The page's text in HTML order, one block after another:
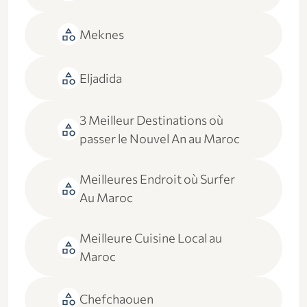
category Meknes
category Eljadida
category 3 Meilleur Destinations où
passer le Nouvel An au Maroc
category Meilleures Endroit où Surfer
Au Maroc
category Meilleure Cuisine Local au
Maroc
category Chefchaouen